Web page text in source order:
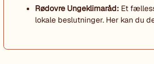
Rødovre Ungeklimaråd: Et
lokale beslutninger. Her kan du